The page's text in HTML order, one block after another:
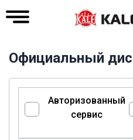
Официальный
Авторизованный
сервис